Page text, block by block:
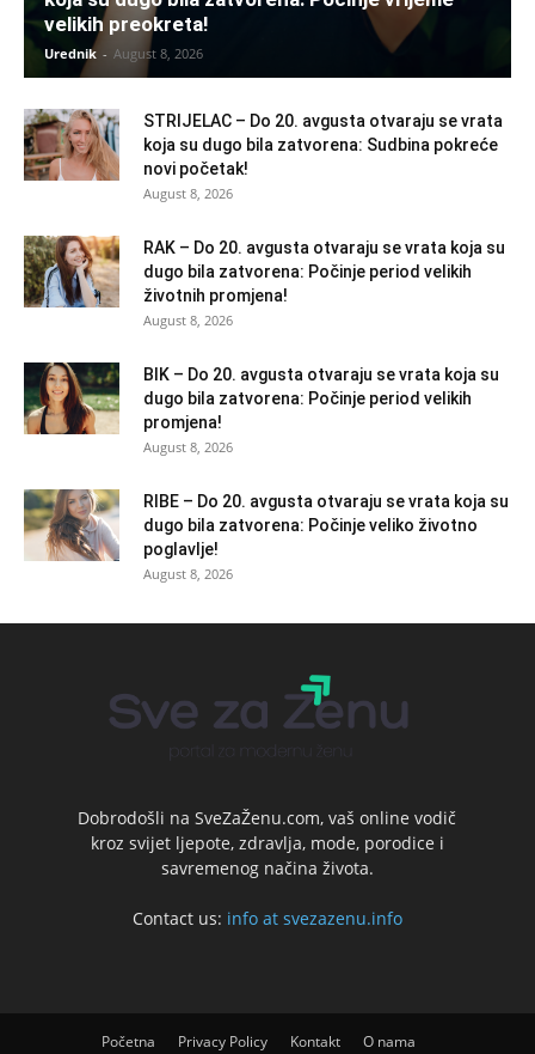
velikih preokreta!
Urednik - August 8, 2026
STRIJELAC – Do 20. avgusta otvaraju se vrata
koja su dugo bila zatvorena: Sudbina pokreće
novi početak!
August 8, 2026
RAK – Do 20. avgusta otvaraju se vrata koja su
dugo bila zatvorena: Počinje period velikih
životnih promjena!
August 8, 2026
BIK – Do 20. avgusta otvaraju se vrata koja su
dugo bila zatvorena: Počinje period velikih
promjena!
August 8, 2026
RIBE – Do 20. avgusta otvaraju se vrata koja su
dugo bila zatvorena: Počinje veliko životno
poglavlje!
August 8, 2026
Dobrodošli na SveZaŽenu.com, vaš online vodič
kroz svijet ljepote, zdravlja, mode, porodice i
savremenog načina života.
Contact us: info at svezazenu.info
Početna Privacy Policy Kontakt O nama